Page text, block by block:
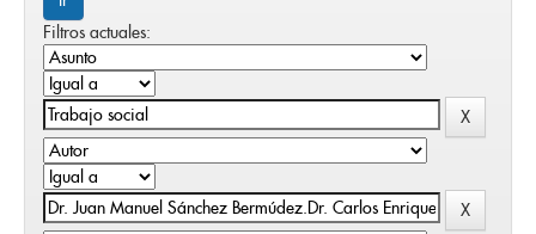
Filtros actuales: